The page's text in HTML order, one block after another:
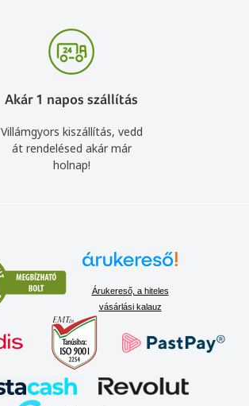
Akár 1 napos szállítás
Villámgyors kiszállítás, vedd
át rendelésed akár már
holnap!
Árukereső, a hiteles
vásárlási kalauz